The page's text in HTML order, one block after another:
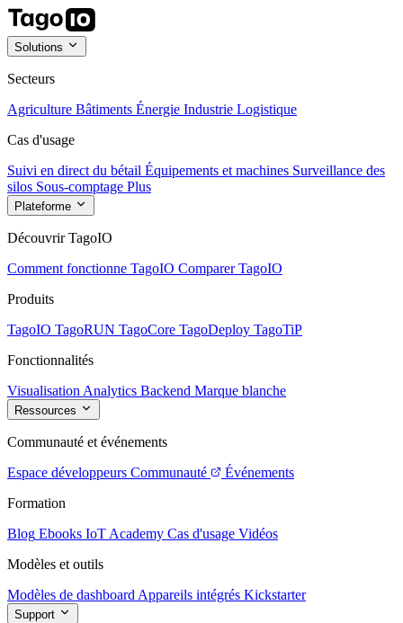
Solutions
Secteurs
Agriculture Bâtiments Énergie Industrie Logistique
Cas d'usage
Suivi en direct du bétail Équipements et machines Surveillance des
silos Sous-comptage Plus
Plateforme
Découvrir TagoIO
Comment fonctionne TagoIO Comparer TagoIO
Produits
TagoIO TagoRUN TagoCore TagoDeploy TagoTiP
Fonctionnalités
Visualisation Analytics Backend Marque blanche
Ressources
Communauté et événements
Espace développeurs Communauté
Événements
Formation
Blog Ebooks IoT Academy Cas d'usage Vidéos
Modèles et outils
Modèles de dashboard Appareils intégrés Kickstarter
Support